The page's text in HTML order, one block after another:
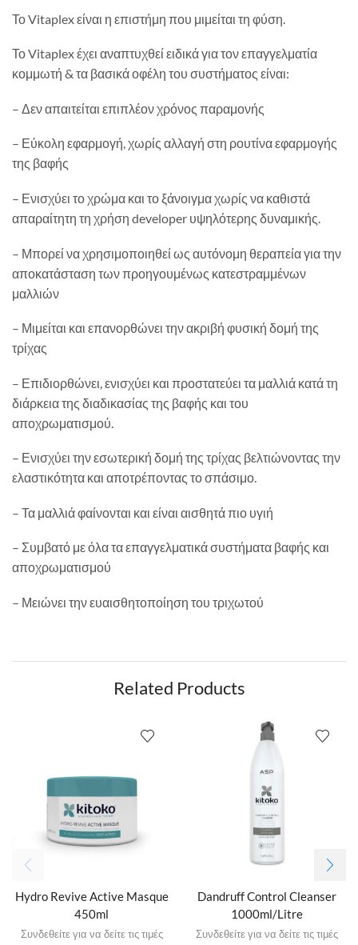
Το Vitaplex είναι η επιστήμη που μιμείται τη φύση.
Το Vitaplex έχει αναπτυχθεί ειδικά για τον επαγγελματία
κομμωτή & τα βασικά οφέλη του συστήματος είναι:
– Δεν απαιτείται επιπλέον χρόνος παραμονής
– Εύκολη εφαρμογή, χωρίς αλλαγή στη ρουτίνα εφαρμογής
της βαφής
– Ενισχύει το χρώμα και το ξάνοιγμα χωρίς να καθιστά
απαραίτητη τη χρήση developer υψηλότερης δυναμικής.
– Μπορεί να χρησιμοποιηθεί ως αυτόνομη θεραπεία για την
αποκατάσταση των προηγουμένως κατεστραμμένων
μαλλιών
– Μιμείται και επανορθώνει την ακριβή φυσική δομή της
τρίχας
– Επιδιορθώνει, ενισχύει και προστατεύει τα μαλλιά κατά τη
διάρκεια της διαδικασίας της βαφής και του
αποχρωματισμού.
– Ενισχύει την εσωτερική δομή της τρίχας βελτιώνοντας την
ελαστικότητα και αποτρέποντας το σπάσιμο.
– Τα μαλλιά φαίνονται και είναι αισθητά πιο υγιή
– Συμβατό με όλα τα επαγγελματικά συστήματα βαφής και
αποχρωματισμού
– Μειώνει την ευαισθητοποίηση του τριχωτού
Related Products
Hydro Revive Active Masque
450ml
Συνδεθείτε για να δείτε τις τιμές
Dandruff Control Cleanser
1000ml/Litre
Συνδεθείτε για να δείτε τις τιμές